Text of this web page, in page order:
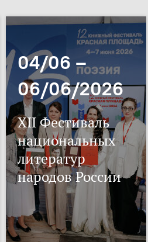
04/06 –
06/06/2026
XII Фестиваль
национальных
литератур
народов России